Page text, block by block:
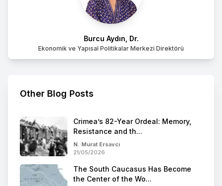
Burcu Aydın, Dr.
Ekonomik ve Yapısal Politikalar Merkezi Direktörü
Other Blog Posts
Crimea’s 82-Year Ordeal: Memory,
Resistance and th...
N. Murat Ersavcı
21/05/2026
The South Caucasus Has Become
the Center of the Wo...